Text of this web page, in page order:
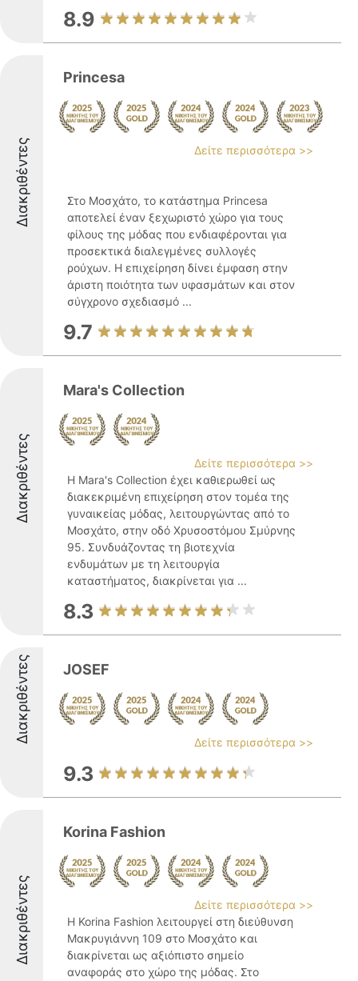
8.9
Διακριθέντες
Princesa
Δείτε περισσότερα >>
Στο Μοσχάτο, το κατάστημα Princesa
αποτελεί έναν ξεχωριστό χώρο για τους
φίλους της μόδας που ενδιαφέρονται για
προσεκτικά διαλεγμένες συλλογές
ρούχων. Η επιχείρηση δίνει έμφαση στην
άριστη ποιότητα των υφασμάτων και στον
σύγχρονο σχεδιασμό ...
9.7
Διακριθέντες
Mara's Collection
Δείτε περισσότερα >>
Η Mara's Collection έχει καθιερωθεί ως
διακεκριμένη επιχείρηση στον τομέα της
γυναικείας μόδας, λειτουργώντας από το
Μοσχάτο, στην οδό Χρυσοστόμου Σμύρνης
95. Συνδυάζοντας τη βιοτεχνία
ενδυμάτων με τη λειτουργία
καταστήματος, διακρίνεται για ...
8.3
Διακριθέντες JOSEF
Δείτε περισσότερα >>
9.3
Διακριθέντες
Korina Fashion
Δείτε περισσότερα >>
Η Korina Fashion λειτουργεί στη διεύθυνση
Μακρυγιάννη 109 στο Μοσχάτο και
διακρίνεται ως αξιόπιστο σημείο
αναφοράς στο χώρο της μόδας. Στο